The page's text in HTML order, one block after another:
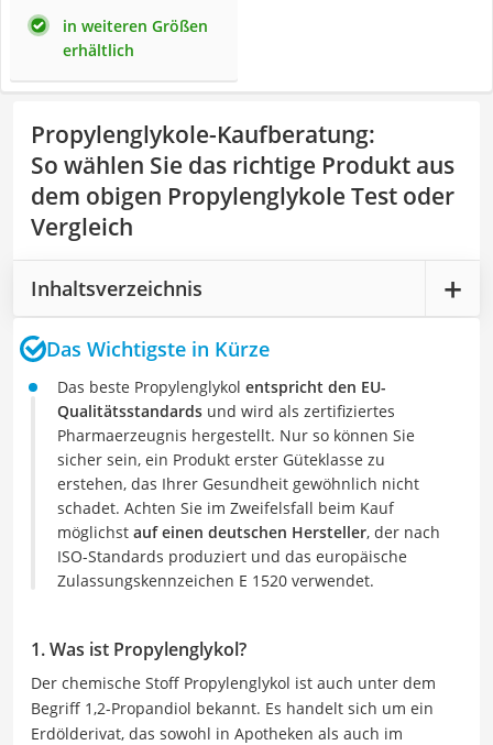
in weiteren Größen
erhältlich
Propylenglykole-Kaufberatung:
So wählen Sie das richtige Produkt aus
dem obigen Propylenglykole Test oder
Vergleich
Inhaltsverzeichnis
Das Wichtigste in Kürze
Das beste Propylenglykol entspricht den EU-
Qualitätsstandards und wird als zertifiziertes
Pharmaerzeugnis hergestellt. Nur so können Sie
sicher sein, ein Produkt erster Güteklasse zu
erstehen, das Ihrer Gesundheit gewöhnlich nicht
schadet. Achten Sie im Zweifelsfall beim Kauf
möglichst auf einen deutschen Hersteller, der nach
ISO-Standards produziert und das europäische
Zulassungskennzeichen E 1520 verwendet.
1. Was ist Propylenglykol?
Der chemische Stoff Propylenglykol ist auch unter dem
Begriff 1,2-Propandiol bekannt. Es handelt sich um ein
Erdölderivat, das sowohl in Apotheken als auch im